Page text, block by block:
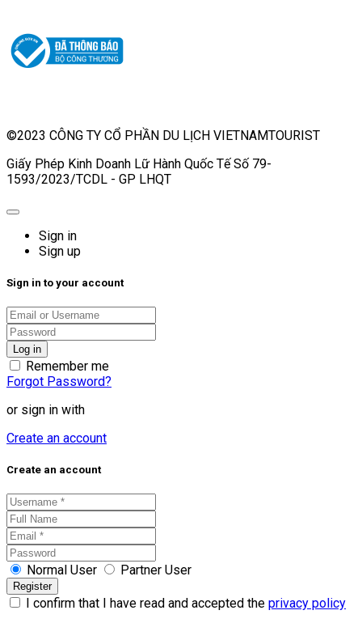
©2023 CÔNG TY CỔ PHẦN DU LỊCH VIETNAMTOURIST
Giấy Phép Kinh Doanh Lữ Hành Quốc Tế Số 79-
1593/2023/TCDL - GP LHQT
Sign in
Sign up
Sign in to your account
Remember me
Forgot Password?
or sign in with
Create an account
Create an account
Normal User Partner User
I confirm that I have read and accepted the privacy policy